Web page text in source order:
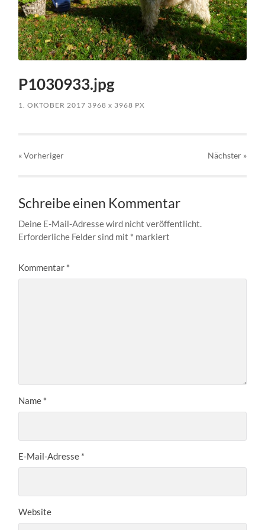
P1030933.jpg
1. OKTOBER 2017 3968x 3968 PX
« Vorheriger Nächster »
Schreibe einen Kommentar
Deine E-Mail-Adresse wird nicht veröffentlicht.
Erforderliche Felder sind mit * markiert
Kommentar *
Name *
E-Mail-Adresse *
Website